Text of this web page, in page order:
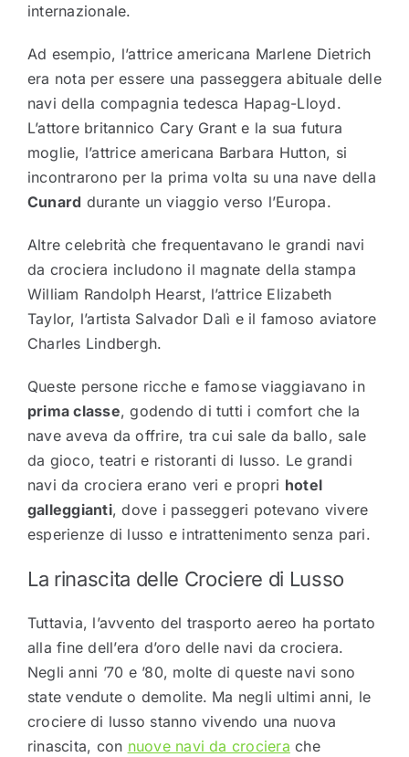
internazionale.
Ad esempio, l’attrice americana Marlene Dietrich
era nota per essere una passeggera abituale delle
navi della compagnia tedesca Hapag-Lloyd.
L’attore britannico Cary Grant e la sua futura
moglie, l’attrice americana Barbara Hutton, si
incontrarono per la prima volta su una nave della
Cunard durante un viaggio verso l’Europa.
Altre celebrità che frequentavano le grandi navi
da crociera includono il magnate della stampa
William Randolph Hearst, l’attrice Elizabeth
Taylor, l’artista Salvador Dalì e il famoso aviatore
Charles Lindbergh.
Queste persone ricche e famose viaggiavano in
prima classe, godendo di tutti i comfort che la
nave aveva da offrire, tra cui sale da ballo, sale
da gioco, teatri e ristoranti di lusso. Le grandi
navi da crociera erano veri e propri hotel
galleggianti, dove i passeggeri potevano vivere
esperienze di lusso e intrattenimento senza pari.
La rinascita delle Crociere di Lusso
Tuttavia, l’avvento del trasporto aereo ha portato
alla fine dell’era d’oro delle navi da crociera.
Negli anni ’70 e ’80, molte di queste navi sono
state vendute o demolite. Ma negli ultimi anni, le
crociere di lusso stanno vivendo una nuova
rinascita, con nuove navi da crociera che